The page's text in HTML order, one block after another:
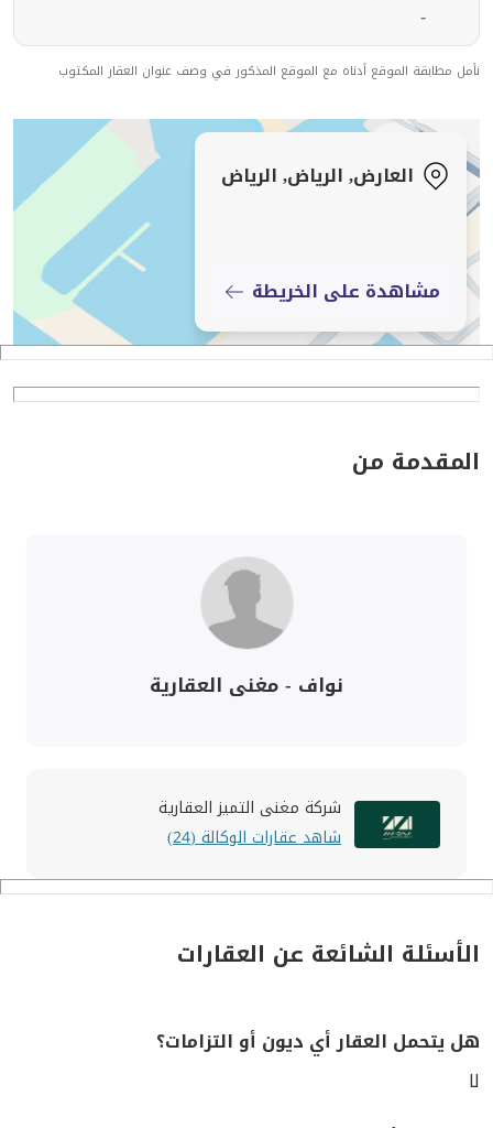
* تفاصيل فاخرة (دش مطري – كراسي معلّقة)
⸻
فخامة متوازنة… وتفاصيل صُنعت لتدوم."
-
نأمل مطابقة الموقع أدناه مع الموقع المذكور في وصف عنوان العقار المكتوب
العارض, الرياض, الرياض
مشاهدة على الخريطة
المقدمة من
نواف - مغنى العقارية
شركة مغنى التميز العقارية
شاهد عقارات الوكالة (24)
الأسئلة الشائعة عن العقارات
هل يتحمل العقار أي ديون أو التزامات؟
لا